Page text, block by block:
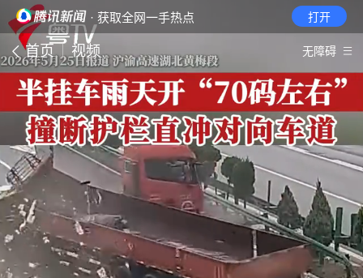
· 获取全网一手热点 打开
首页 视频 无障碍